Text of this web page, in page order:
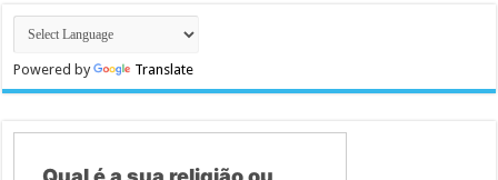
Powered by Translate